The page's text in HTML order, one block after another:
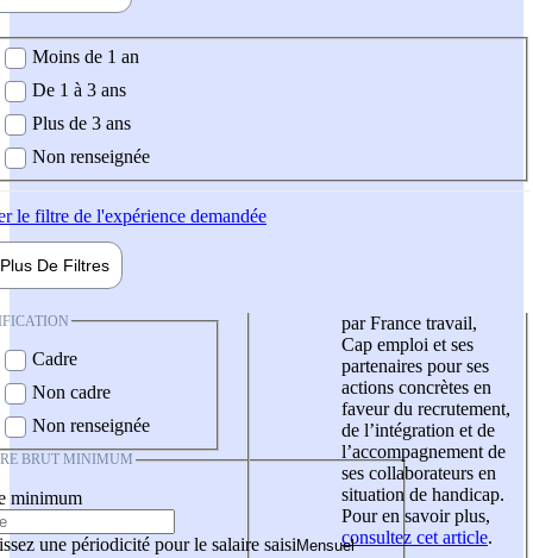
demandée
Moins de 1 an
De 1 à 3 ans
Plus de 3 ans
Non renseignée
le filtre de l'expérience demandée
Plus De Filtres
Cadre
Non cadre
Non renseignée
BRUT MINIMUM
minimum
une périodicité pour le salaire saisi
par France travail,
Cap emploi et ses
partenaires pour ses
actions concrètes en
faveur du recrutement,
de l’intégration et de
l’accompagnement de
ses collaborateurs en
situation de handicap.
Pour en savoir plus,
consultez cet article.